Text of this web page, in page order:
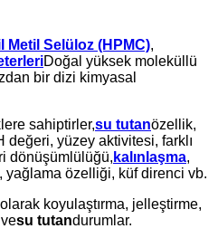
Metil Selüloz (HPMC),
Doğal yüksek moleküllü
bir dizi kimyasal
sahiptirler,su tutanözellik,
değeri, yüzey aktivitesi, farklı
dönüşümlülüğü, kalınlaşma,
özelliği, küf direnci vb.
koyulaştırma, jelleştirme,
su tutandurumlar.